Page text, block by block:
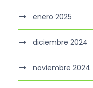
enero 2025
diciembre 2024
noviembre 2024